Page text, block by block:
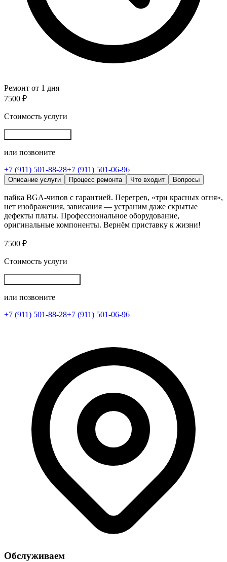
Ремонт от 1 дня
7500 ₽
Стоимость услуги
или позвоните
+7 (911) 501-88-28+7 (911) 501-06-96
Описание услуги Процесс ремонта Что входит Вопросы
пайка BGA‑чипов с гарантией. Перегрев, «три красных огня»,
нет изображения, зависания — устраним даже скрытые
дефекты платы. Профессиональное оборудование,
оригинальные компоненты. Вернём приставку к жизни!
7500 ₽
Стоимость услуги
или позвоните
+7 (911) 501-88-28+7 (911) 501-06-96
Обслуживаем